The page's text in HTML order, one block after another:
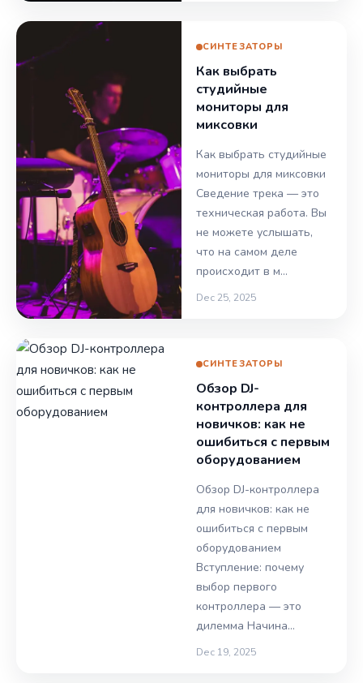
СИНТЕЗАТОРЫ
Как выбрать
студийные
мониторы для
миксовки
Как выбрать студийные
мониторы для миксовки
Сведение трека — это
техническая работа. Вы
не можете услышать,
что на самом деле
происходит в м…
Dec 25, 2025
СИНТЕЗАТОРЫ
Обзор DJ-
контроллера для
новичков: как не
ошибиться с первым
оборудованием
Обзор DJ-контроллера
для новичков: как не
ошибиться с первым
оборудованием
Вступление: почему
выбор первого
контроллера — это
дилемма Начина…
Dec 19, 2025